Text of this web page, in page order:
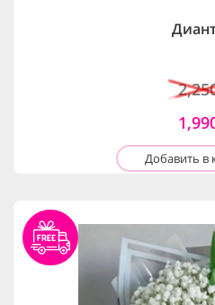
Добавить в